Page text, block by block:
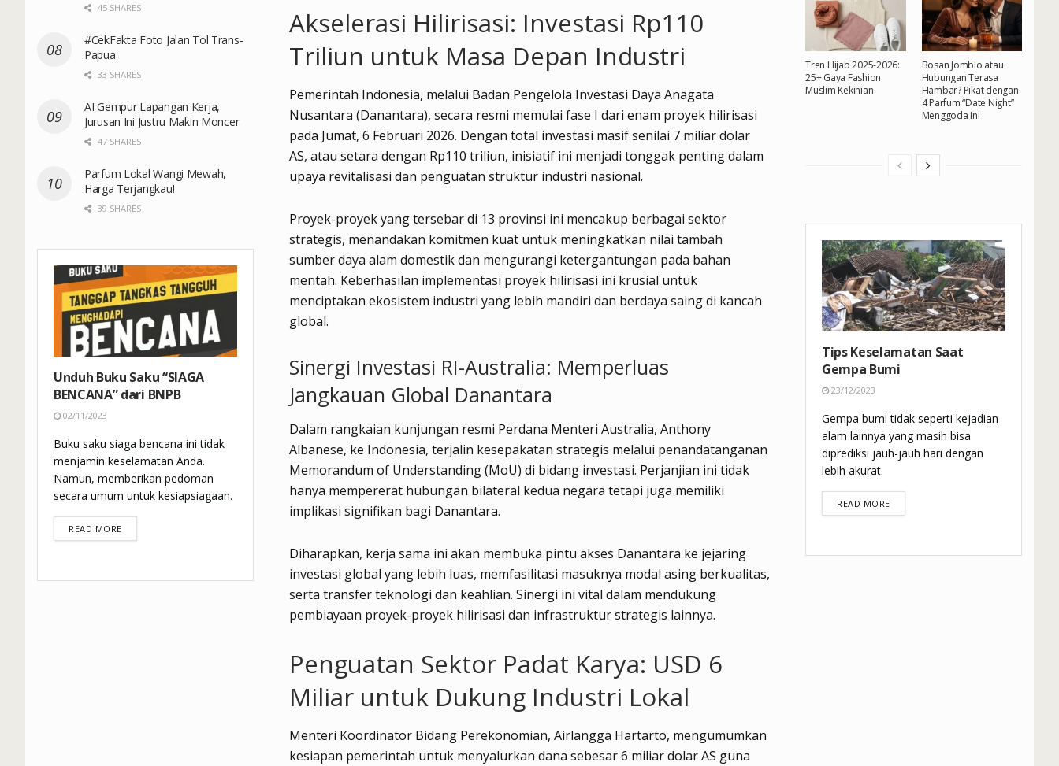
Akselerasi Hilirisasi: Investasi Rp110
Triliun untuk Masa Depan Industri
Pemerintah Indonesia, melalui Badan Pengelola Investasi Daya Anagata
Nusantara (Danantara), secara resmi memulai fase I dari enam proyek hilirisasi
pada Jumat, 6 Februari 2026. Dengan total investasi masif senilai 7 miliar dolar
AS, atau setara dengan Rp110 triliun, inisiatif ini menjadi tonggak penting dalam
upaya revitalisasi dan penguatan struktur industri nasional.
Proyek-proyek yang tersebar di 13 provinsi ini mencakup berbagai sektor
strategis, menandakan komitmen kuat untuk meningkatkan nilai tambah
sumber daya alam domestik dan mengurangi ketergantungan pada bahan
mentah. Keberhasilan implementasi proyek hilirisasi ini krusial untuk
menciptakan ekosistem industri yang lebih mandiri dan berdaya saing di kancah
global.
Sinergi Investasi RI-Australia: Memperluas
Jangkauan Global Danantara
Dalam rangkaian kunjungan resmi Perdana Menteri Australia, Anthony
Albanese, ke Indonesia, terjalin kesepakatan strategis melalui penandatanganan
Memorandum of Understanding (MoU) di bidang investasi. Perjanjian ini tidak
hanya mempererat hubungan bilateral kedua negara tetapi juga memiliki
implikasi signifikan bagi Danantara.
Diharapkan, kerja sama ini akan membuka pintu akses Danantara ke jejaring
investasi global yang lebih luas, memfasilitasi masuknya modal asing berkualitas,
serta transfer teknologi dan keahlian. Sinergi ini vital dalam mendukung
pembiayaan proyek-proyek hilirisasi dan infrastruktur strategis lainnya.
Penguatan Sektor Padat Karya: USD 6
Miliar untuk Dukung Industri Lokal
Menteri Koordinator Bidang Perekonomian, Airlangga Hartarto, mengumumkan
kesiapan pemerintah untuk menyalurkan dana sebesar 6 miliar dolar AS guna
45 SHARES
#CekFakta Foto Jalan Tol Trans-
Papua
33 SHARES
AI Gempur Lapangan Kerja,
Jurusan Ini Justru Makin Moncer
47 SHARES
Parfum Lokal Wangi Mewah,
Harga Terjangkau!
39 SHARES
Unduh Buku Saku “SIAGA
BENCANA” dari BNPB
02/11/2023
Buku saku siaga bencana ini tidak
menjamin keselamatan Anda.
Namun, memberikan pedoman
secara umum untuk kesiapsiagaan.
READ MOREDETAILS
Tren Hijab 2025-2026:
25+ Gaya Fashion
Muslim Kekinian
Bosan Jomblo atau
Hubungan Terasa
Hambar? Pikat dengan
4 Parfum “Date Night”
Menggoda Ini
Tips Keselamatan Saat
Gempa Bumi
23/12/2023
Gempa bumi tidak seperti kejadian
alam lainnya yang masih bisa
diprediksi jauh-jauh hari dengan
lebih akurat.
READ MOREDETAILS